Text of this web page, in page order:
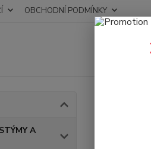
OBCHODNÍ PODMÍNKY
A